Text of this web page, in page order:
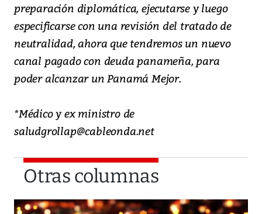
preparación diplomática, ejecutarse y luego
especificarse con una revisión del tratado de
neutralidad, ahora que tendremos un nuevo
canal pagado con deuda panameña, para
poder alcanzar un Panamá Mejor.
*Médico y ex ministro de
saludgrollap@cableonda.net
Otras columnas